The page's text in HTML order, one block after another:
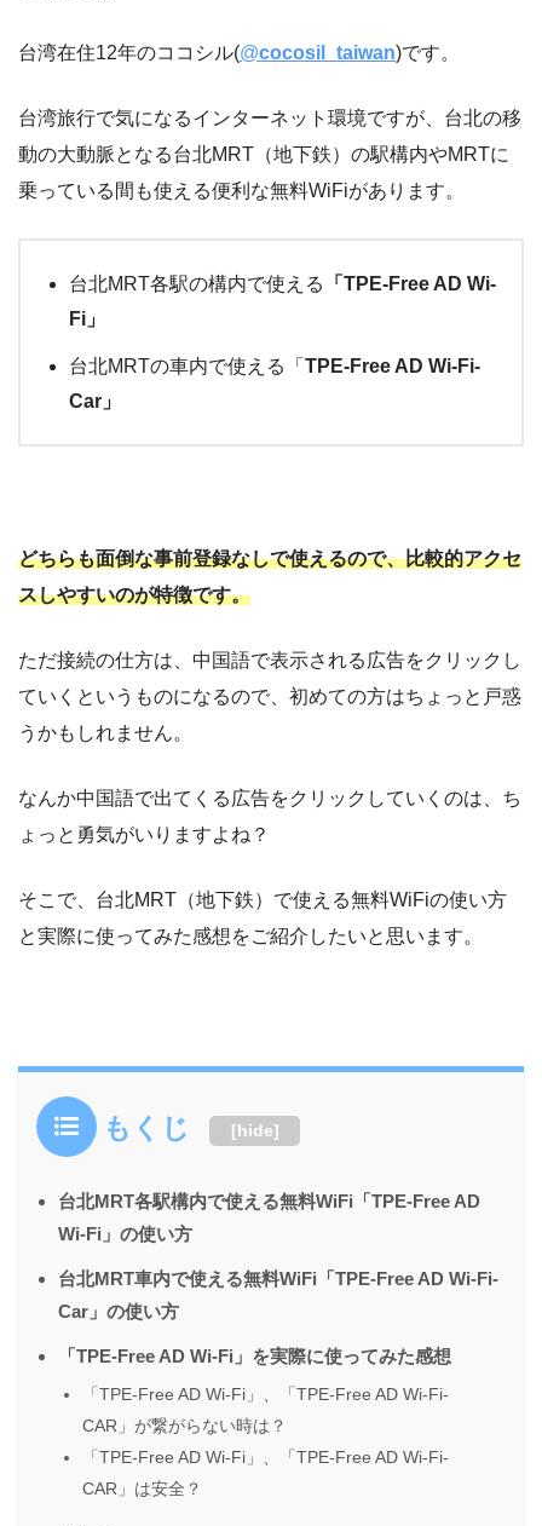
台湾在住12年のココシル(@cocosil_taiwan)です。
台湾旅行で気になるインターネット環境ですが、台北の移
動の大動脈となる台北MRT（地下鉄）の駅構内やMRTに
乗っている間も使える便利な無料WiFiがあります。
台北MRT各駅の構内で使える
「TPE-Free AD Wi-
Fi」
台北MRTの車内で使える「 TPE-Free AD Wi-Fi-
Car」
どちらも面倒な事前登録なしで使えるので、比較的アクセ
スしやすいのが特徴です。
ただ接続の仕方は、中国語で表示される広告をクリックし
ていくというものになるので、初めての方はちょっと戸惑
うかもしれません。
なんか中国語で出てくる広告をクリックしていくのは、ち
ょっと勇気がいりますよね？
そこで、台北MRT（地下鉄）で使える無料WiFiの使い方
と実際に使ってみた感想をご紹介したいと思います。
もくじ [hide]
台北MRT各駅構内で使える無料WiFi「TPE-Free AD
Wi-Fi」の使い方
台北MRT車内で使える無料WiFi「TPE-Free AD Wi-Fi-
Car」の使い方
「TPE-Free AD Wi-Fi」を実際に使ってみた感想
「TPE-Free AD Wi-Fi」、「TPE-Free AD Wi-Fi-
CAR」が繋がらない時は？
「TPE-Free AD Wi-Fi」、「TPE-Free AD Wi-Fi-
CAR」は安全？